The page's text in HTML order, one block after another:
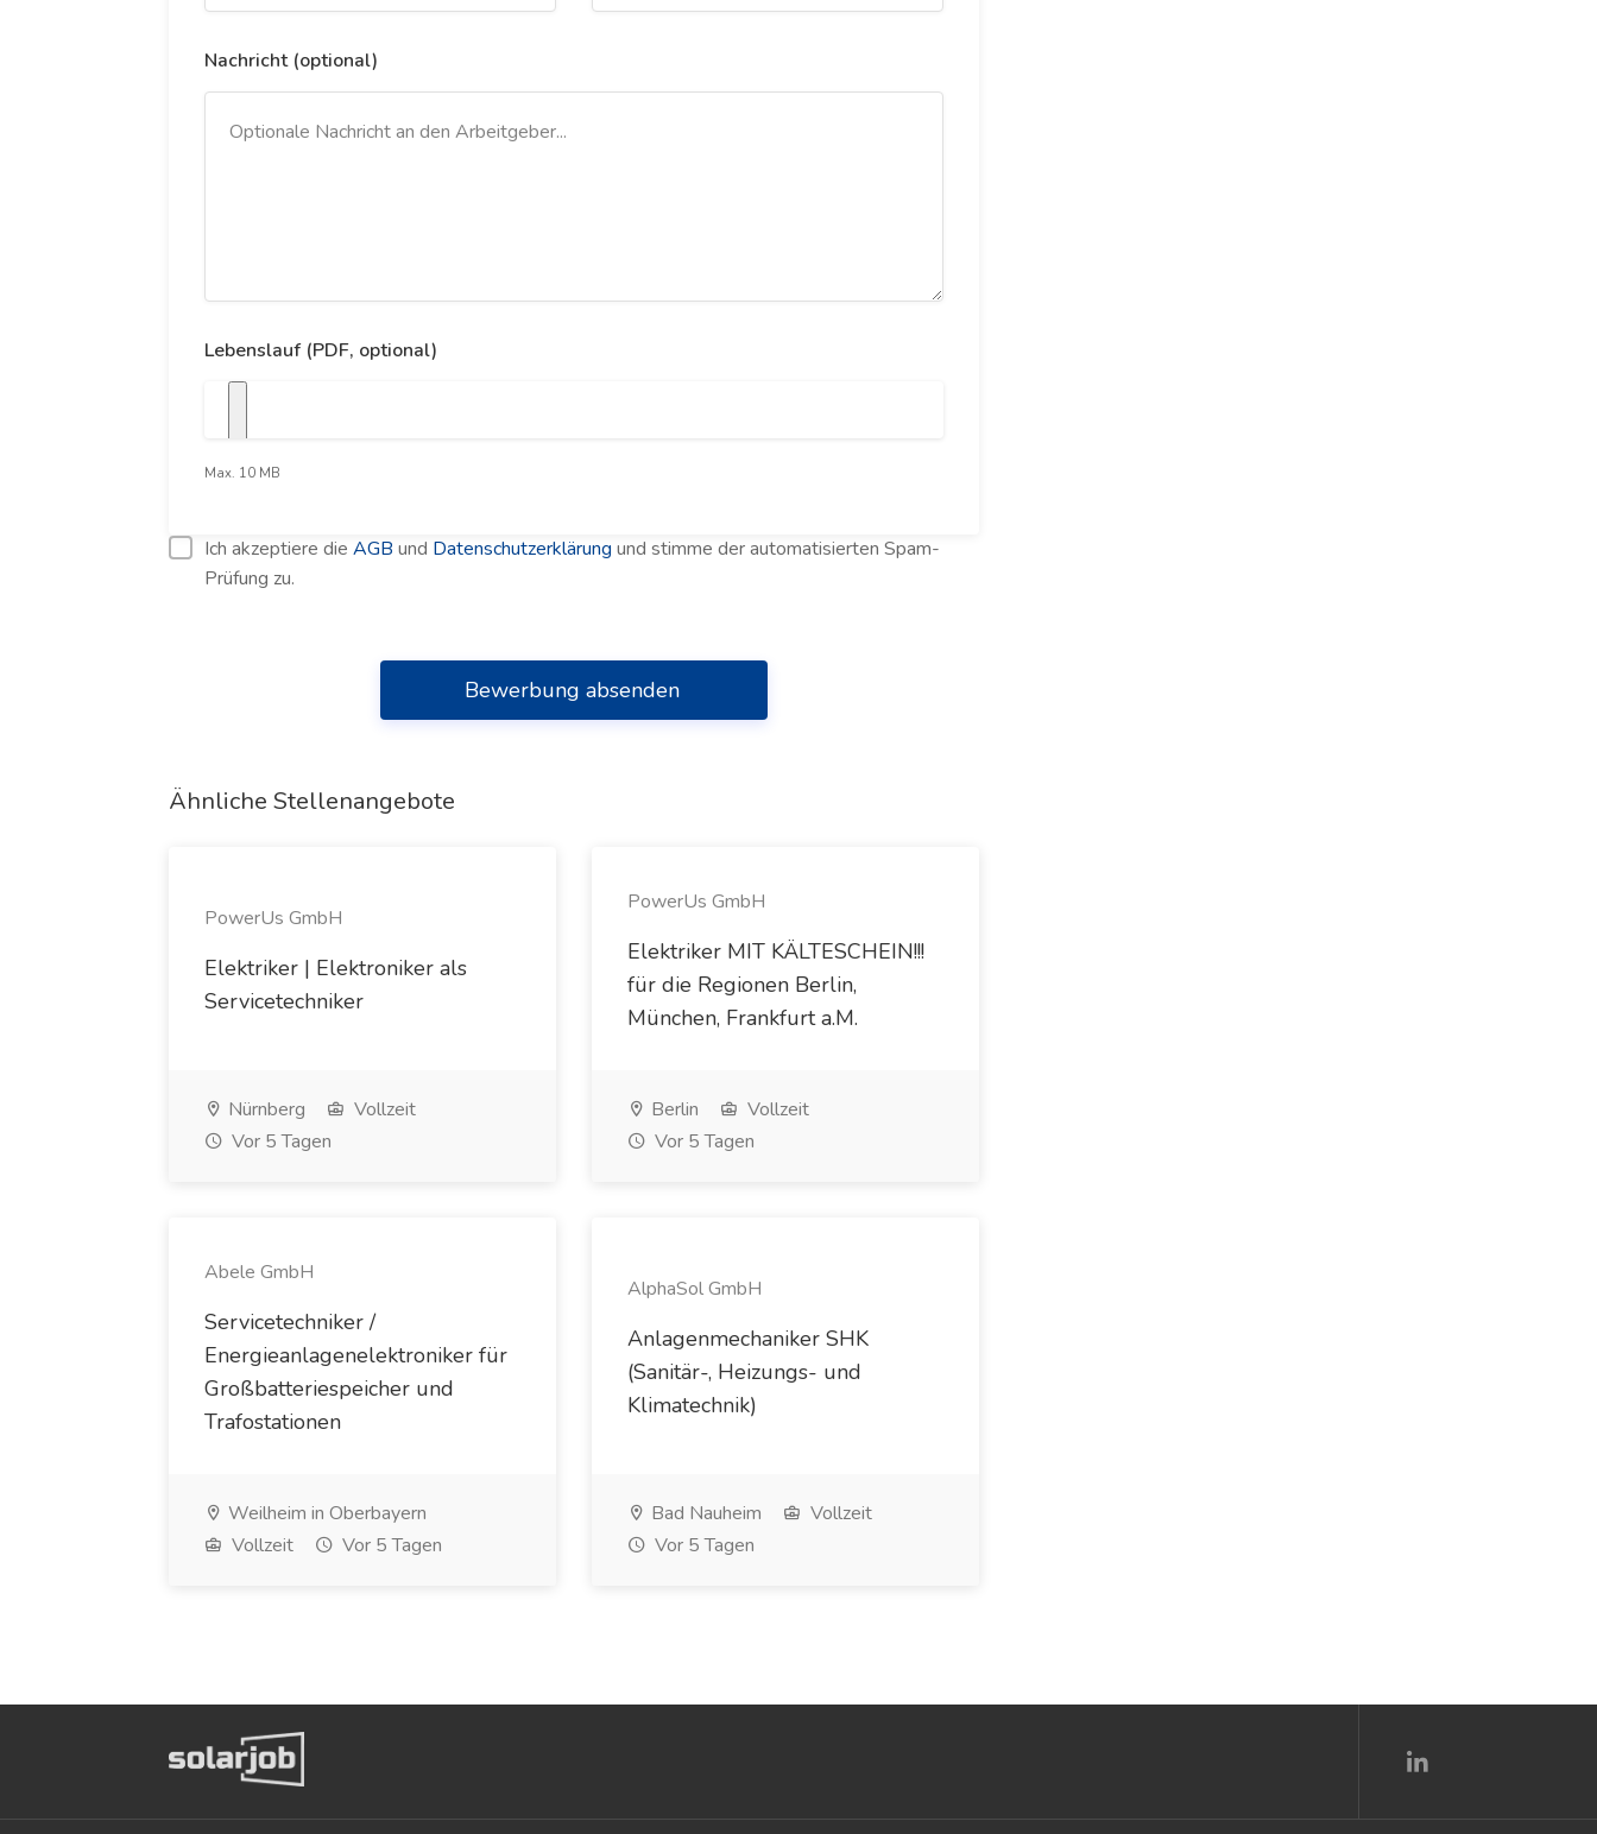
Nachricht (optional)
Lebenslauf (PDF, optional)
Max. 10 MB
Ich akzeptiere die AGB und Datenschutzerklärung und stimme der automatisierten Spam-
Prüfung zu.
Bewerbung absenden
Ähnliche Stellenangebote
PowerUs GmbH
Elektriker | Elektroniker als
Servicetechniker
Nürnberg
Vollzeit
Vor 5 Tagen
PowerUs GmbH
Elektriker MIT KÄLTESCHEIN!!!
für die Regionen Berlin,
München, Frankfurt a.M.
Berlin
Vollzeit
Vor 5 Tagen
Abele GmbH
Servicetechniker /
Energieanlagenelektroniker für
Großbatteriespeicher und
Trafostationen
Weilheim in Oberbayern
Vollzeit
Vor 5 Tagen
AlphaSol GmbH
Anlagenmechaniker SHK
(Sanitär-, Heizungs- und
Klimatechnik)
Bad Nauheim
Vollzeit
Vor 5 Tagen